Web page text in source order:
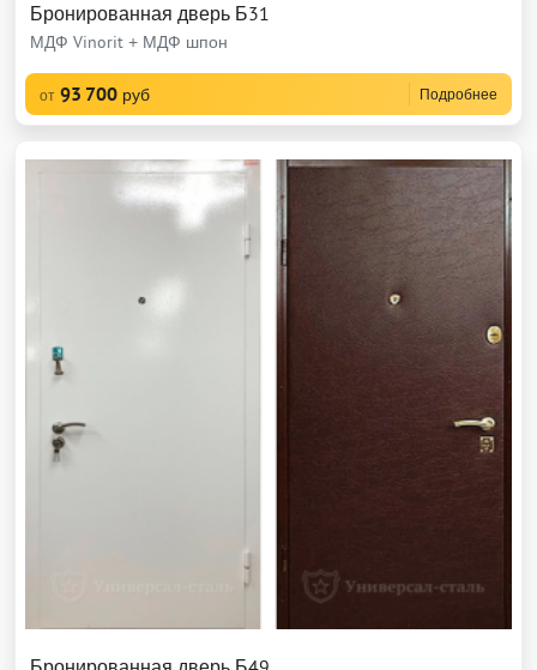
Бронированная дверь Б31
МДФ Vinorit + МДФ шпон
от 93 700 руб Подробнее